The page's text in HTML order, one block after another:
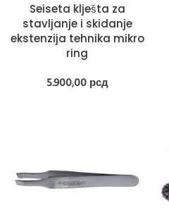
Seiseta klješta za
stavljanje i skidanje
ekstenzija tehnika mikro
ring
5.900,00 рсд